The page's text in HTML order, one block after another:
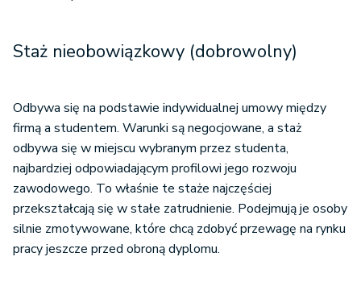
Staż nieobowiązkowy (dobrowolny)
Odbywa się na podstawie indywidualnej umowy między
firmą a studentem. Warunki są negocjowane, a staż
odbywa się w miejscu wybranym przez studenta,
najbardziej odpowiadającym profilowi jego rozwoju
zawodowego. To właśnie te staże najczęściej
przekształcają się w stałe zatrudnienie. Podejmują je osoby
silnie zmotywowane, które chcą zdobyć przewagę na rynku
pracy jeszcze przed obroną dyplomu.